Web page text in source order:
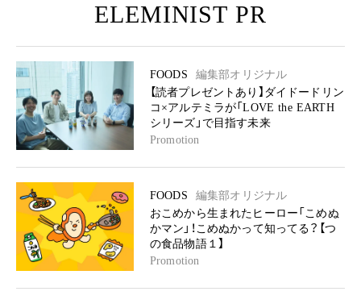
ELEMINIST PR
FOODS
編集部オリジナル
【読者プレゼントあり】ダイドードリン
コ×アルテミラが「LOVE the EARTH
シリーズ」で目指す未来
Promotion
FOODS
編集部オリジナル
おこめから生まれたヒーロー「こめぬ
かマン」！こめぬかって知ってる？【つ
の食品物語１】
Promotion